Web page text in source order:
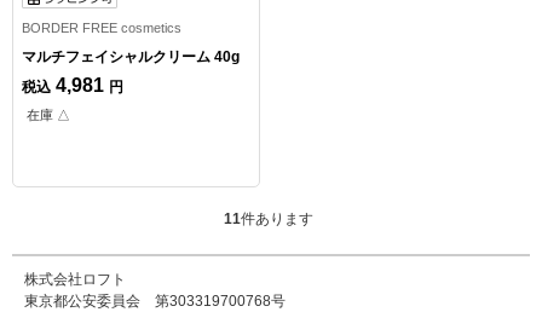
BORDER FREE cosmetics
マルチフェイシャルクリーム 40g
税込 4,981 円
在庫 △
11件あります
株式会社ロフト
東京都公安委員会 第303319700768号